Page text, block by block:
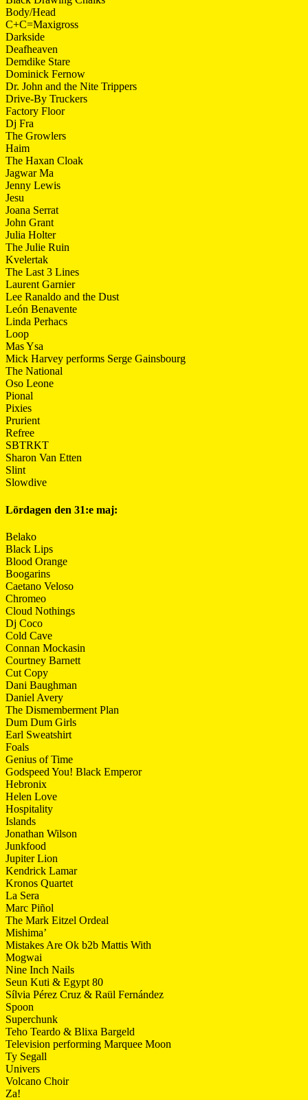
Body/Head
C+C=Maxigross
Darkside
Deafheaven
Demdike Stare
Dominick Fernow
Dr. John and the Nite Trippers
Drive-By Truckers
Factory Floor
Dj Fra
The Growlers
Haim
The Haxan Cloak
Jagwar Ma
Jenny Lewis
Jesu
Joana Serrat
John Grant
Julia Holter
The Julie Ruin
Kvelertak
The Last 3 Lines
Laurent Garnier
Lee Ranaldo and the Dust
León Benavente
Linda Perhacs
Loop
Mas Ysa
Mick Harvey performs Serge Gainsbourg
The National
Oso Leone
Pional
Pixies
Prurient
Refree
SBTRKT
Sharon Van Etten
Slint
Slowdive
Lördagen den 31:e maj:
Belako
Black Lips
Blood Orange
Boogarins
Caetano Veloso
Chromeo
Cloud Nothings
Dj Coco
Cold Cave
Connan Mockasin
Courtney Barnett
Cut Copy
Dani Baughman
Daniel Avery
The Dismemberment Plan
Dum Dum Girls
Earl Sweatshirt
Foals
Genius of Time
Godspeed You! Black Emperor
Hebronix
Helen Love
Hospitality
Islands
Jonathan Wilson
Junkfood
Jupiter Lion
Kendrick Lamar
Kronos Quartet
La Sera
Marc Piñol
The Mark Eitzel Ordeal
Mishima’
Mistakes Are Ok b2b Mattis With
Mogwai
Nine Inch Nails
Seun Kuti & Egypt 80
Sílvia Pérez Cruz & Raül Fernández
Spoon
Superchunk
Teho Teardo & Blixa Bargeld
Television performing Marquee Moon
Ty Segall
Univers
Volcano Choir
Za!